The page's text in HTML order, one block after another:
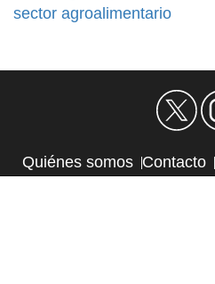
sector agroalimentario
Quiénes somos Contacto